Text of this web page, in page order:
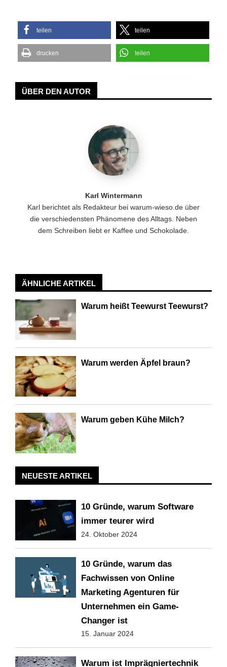
teilen teilen
drucken teilen
ÜBER DEN AUTOR
Karl Wintermann
Karl berichtet als Redakteur bei warum-wieso.de über
die verschiedensten Phänomene des Alltags. Neben
dem Schreiben liebt er Kaffee und Schokolade.
ÄHNLICHE ARTIKEL
Warum heißt Teewurst Teewurst?
Warum werden Äpfel braun?
Warum geben Kühe Milch?
NEUESTE ARTIKEL
10 Gründe, warum Software
immer teurer wird
24. Oktober 2024
10 Gründe, warum das
Fachwissen von Online
Marketing Agenturen für
Unternehmen ein Game-
Changer ist
15. Januar 2024
Warum ist Imprägniertechnik